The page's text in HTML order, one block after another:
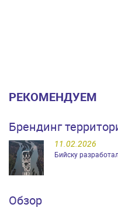
РЕКОМЕНДУЕМ
Брендинг
11.02.2026
Бийску
Обзор